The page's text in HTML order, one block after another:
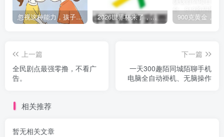
忽视这种能力，孩子将越来越冷漠，父母需重视! 2026世界杯来了，我们正规的中国体育彩票已为您准备好了线上购采、线下出票的便捷服务
上一篇
全民剧点最强零撸，不看广
告。
下一篇
一天300趣陌同城陌聊手机
电脑全自动褂机、无脑操作
相关推荐
暂无相关文章